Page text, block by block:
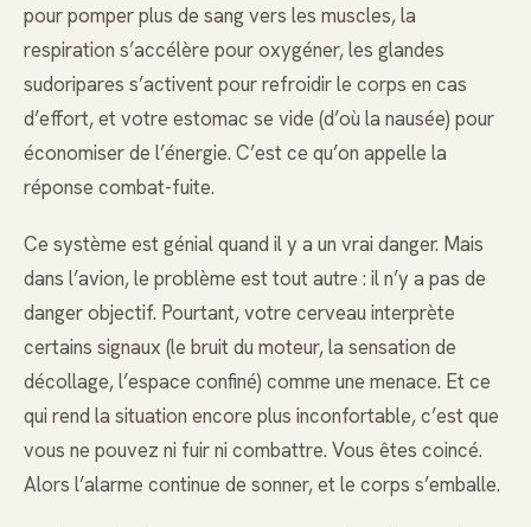
pour pomper plus de sang vers les muscles, la
respiration s’accélère pour oxygéner, les glandes
sudoripares s’activent pour refroidir le corps en cas
d’effort, et votre estomac se vide (d’où la nausée) pour
économiser de l’énergie. C’est ce qu’on appelle la
réponse combat-fuite.
Ce système est génial quand il y a un vrai danger. Mais
dans l’avion, le problème est tout autre : il n’y a pas de
danger objectif. Pourtant, votre cerveau interprète
certains signaux (le bruit du moteur, la sensation de
décollage, l’espace confiné) comme une menace. Et ce
qui rend la situation encore plus inconfortable, c’est que
vous ne pouvez ni fuir ni combattre. Vous êtes coincé.
Alors l’alarme continue de sonner, et le corps s’emballe.